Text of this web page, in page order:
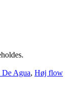
De Agua, Høj flow